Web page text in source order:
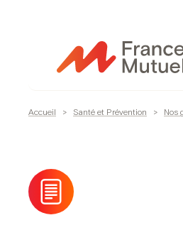
contenu
Accueil > Santé et Prévention > Nos